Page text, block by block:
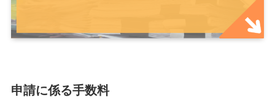
申請に係る手数料